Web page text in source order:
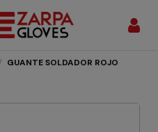
GUANTE SOLDADOR ROJO